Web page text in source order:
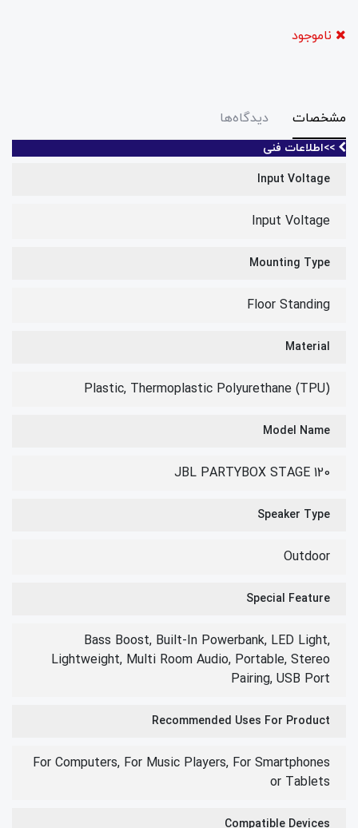
ناموجود
مشخصات دیدگاه‌ها
>>اطلاعات فنی
Input Voltage
Input Voltage
Mounting Type
Floor Standing
Material
Plastic, Thermoplastic Polyurethane (TPU)
Model Name
JBL PARTYBOX STAGE 120
Speaker Type
Outdoor
Special Feature
Bass Boost, Built-In Powerbank, LED Light,
Lightweight, Multi Room Audio, Portable, Stereo
Pairing, USB Port
Recommended Uses For Product
For Computers, For Music Players, For Smartphones
or Tablets
Compatible Devices